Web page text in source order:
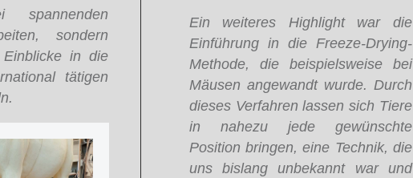
sondern
in die
tätigen
Ein weiteres Highlight war die
Einführung in die Freeze-Drying-
Methode, die beispielsweise bei
Mäusen angewandt wurde. Durch
dieses Verfahren lassen sich Tiere
in nahezu jede gewünschte
Position bringen, eine Technik, die
uns bislang unbekannt war und